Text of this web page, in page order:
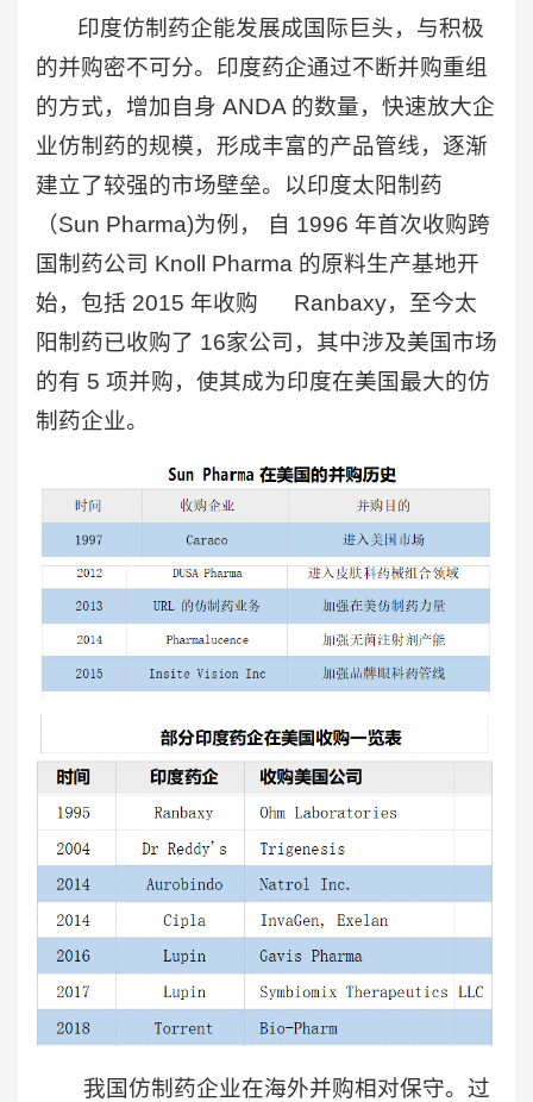
印度仿制药企能发展成国际巨头，与积极
的并购密不可分。印度药企通过不断并购重组
的方式，增加自身 ANDA 的数量，快速放大企
业仿制药的规模，形成丰富的产品管线，逐渐
建立了较强的市场壁垒。以印度太阳制药
（Sun Pharma)为例， 自 1996 年首次收购跨
国制药公司 Knoll Pharma 的原料生产基地开
始，包括 2015 年收购 Ranbaxy，至今太
阳制药已收购了 16家公司，其中涉及美国市场
的有 5 项并购，使其成为印度在美国最大的仿
制药企业。
我国仿制药企业在海外并购相对保守。过